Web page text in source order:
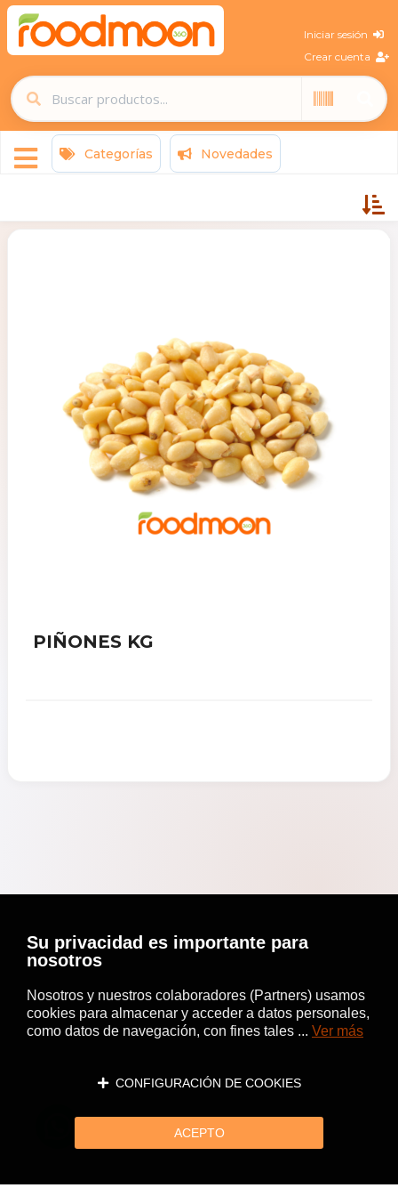
Iniciar sesión
Crear cuenta
Categorías Novedades
PIÑONES KG
Su privacidad es importante para
nosotros
Nosotros y nuestros colaboradores (Partners) usamos
cookies para almacenar y acceder a datos personales,
como datos de navegación, con fines tales ... Ver más
CONFIGURACIÓN DE COOKIES
ACEPTO